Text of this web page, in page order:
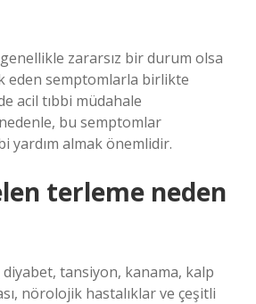
zararsız bir durum olsa
eden semptomlarla birlikte
acil tıbbi müdahale
bu semptomlar
yardım almak önemlidir.
terleme neden
tansiyon, kanama, kalp
nörolojik hastalıklar ve çeşitli